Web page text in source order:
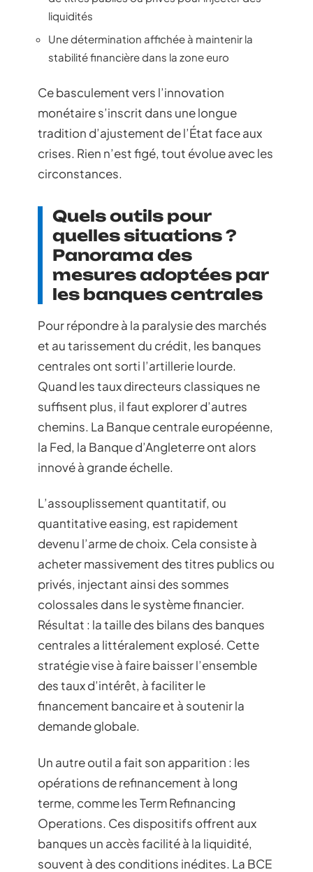
liquidités
Une détermination affichée à maintenir la
stabilité financière dans la zone euro
Ce basculement vers l’innovation
monétaire s’inscrit dans une longue
tradition d’ajustement de l’État face aux
crises. Rien n’est figé, tout évolue avec les
circonstances.
Quels outils pour
quelles situations ?
Panorama des
mesures adoptées par
les banques centrales
Pour répondre à la paralysie des marchés
et au tarissement du crédit, les banques
centrales ont sorti l’artillerie lourde.
Quand les taux directeurs classiques ne
suffisent plus, il faut explorer d’autres
chemins. La Banque centrale européenne,
la Fed, la Banque d’Angleterre ont alors
innové à grande échelle.
L’assouplissement quantitatif, ou
quantitative easing, est rapidement
devenu l’arme de choix. Cela consiste à
acheter massivement des titres publics ou
privés, injectant ainsi des sommes
colossales dans le système financier.
Résultat : la taille des bilans des banques
centrales a littéralement explosé. Cette
stratégie vise à faire baisser l’ensemble
des taux d’intérêt, à faciliter le
financement bancaire et à soutenir la
demande globale.
Un autre outil a fait son apparition : les
opérations de refinancement à long
terme, comme les Term Refinancing
Operations. Ces dispositifs offrent aux
banques un accès facilité à la liquidité,
souvent à des conditions inédites. La BCE